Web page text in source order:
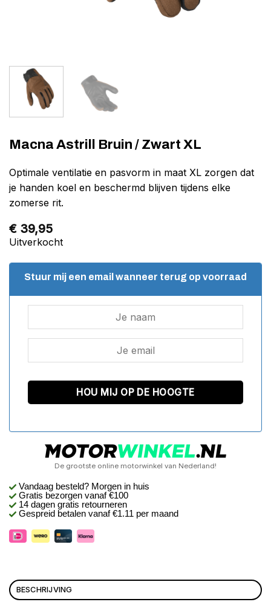
Macna Astrill Bruin / Zwart XL
Optimale ventilatie en pasvorm in maat XL zorgen dat
je handen koel en beschermd blijven tijdens elke
zomerse rit.
€ 39,95
Uitverkocht
Stuur mij een email wanneer terug op voorraad
De grootste online motorwinkel van Nederland!
Vandaag besteld? Morgen in huis
Gratis bezorgen vanaf €100
14 dagen gratis retourneren
Gespreid betalen vanaf €1.11 per maand
BESCHRIJVING